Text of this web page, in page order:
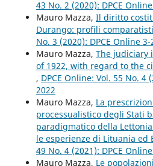
43 No. 2 (2020): DPCE
Mauro Mazza, Il diritto
Durango: profili
No. 3 (2020): DPCE Online 3-
Mauro Mazza, The judiciary
of 1922, with regard to the
, DPCE Online: Vol. 55 No. 4
2022
Mauro Mazza, La
processualistico degli Stati
paradigmatico della
le esperienze di Lituania ed
49 No. 4 (2021): DPCE
Mauro Mazza, Le